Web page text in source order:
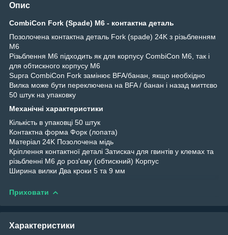
Опис
CombiCon Fork (Spade) M6 - контактна деталь
Позолочена контактна деталь Fork (spade) 24K з різьбленням
M6
Різьблення M6 підходить як для корпусу CombiCon M6, так і
для обтискного корпусу M6
Supra CombiCon Fork замінює BFA/банан, якщо необхідно
Вилка може бути переключена на BFA / банан і назад миттєво
50 штук на упаковку
Механічні характеристики
Кількість в упаковці 50 штук
Контактна форма Форк (лопата)
Матеріал 24K Позолочена мідь
Кріплення контактної деталі Затискач для гвинтів у клемах та
різьбленні M6 до роз'єму (обтискний) Корпус
Ширина вилки Два кроки 5 та 9 мм
Приховати
Характеристики